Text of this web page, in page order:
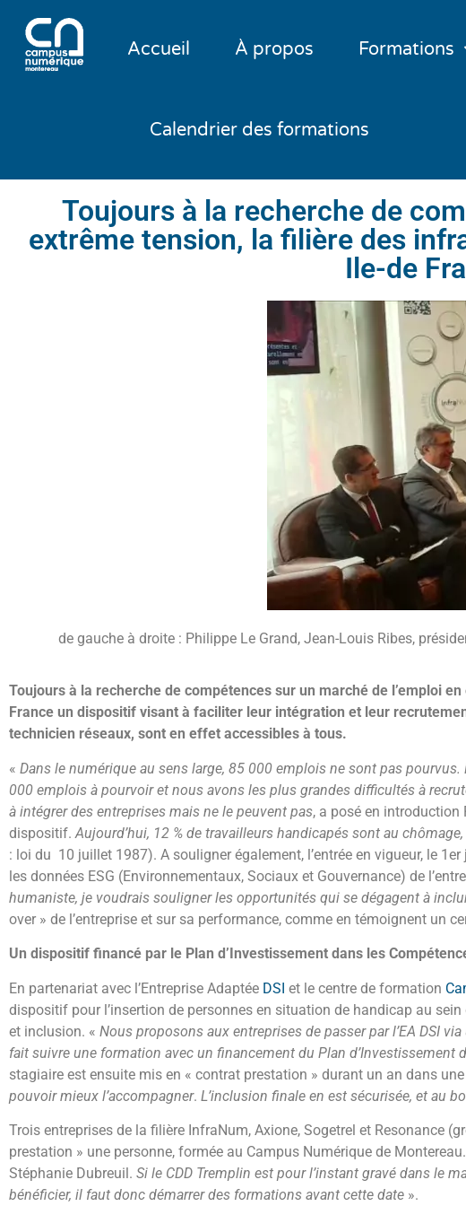
Accueil À propos Formations
Calendrier des formations
Toujours à la recherche de
extrême tension, la filière des
Ile-de
de gauche à droite : Philippe Le Grand, Jean-Louis Ribes,
Toujours à la recherche de compétences sur un marché de l’emploi
France un dispositif visant à faciliter leur intégration et leur
technicien réseaux, sont en effet accessibles à tous.
« Dans le numérique au sens large, 85 000 emplois ne sont pas
000 emplois à pourvoir et nous avons les plus grandes difficultés à
à intégrer des entreprises mais ne le peuvent pas, a posé en introduction
dispositif. Aujourd’hui, 12 % de travailleurs handicapés sont au
: loi du 10 juillet 1987). A souligner également, l’entrée en vigueur, le
les données ESG (Environnementaux, Sociaux et Gouvernance) de
humaniste, je voudrais souligner les opportunités qui se dégagent à
over » de l’entreprise et sur sa performance, comme en témoignent un
Un dispositif financé par le Plan d’Investissement dans les
En partenariat avec l’Entreprise Adaptée DSI et le centre de formation
dispositif pour l’insertion de personnes en situation de handicap au
et inclusion. « Nous proposons aux entreprises de passer par l’EA DSI via
fait suivre une formation avec un financement du Plan d’Investissement
stagiaire est ensuite mis en « contrat prestation » durant un an dans une
pouvoir mieux l’accompagner. L’inclusion finale en est sécurisée, et au
Trois entreprises de la filière InfraNum, Axione, Sogetrel et Resonance
prestation » une personne, formée au Campus Numérique de
Stéphanie Dubreuil. Si le CDD Tremplin est pour l’instant gravé dans le
bénéficier, il faut donc démarrer des formations avant cette date ».